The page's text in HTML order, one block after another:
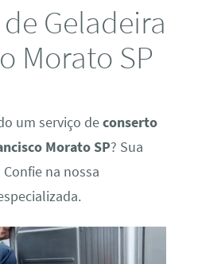
Geladeira
Morato SP
um serviço deconserto
Morato SP? Sua
na nossa